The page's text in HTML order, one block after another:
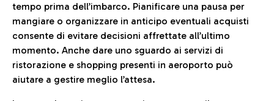
tempo prima dell’imbarco. Pianificare una pausa per
mangiare o organizzare in anticipo eventuali acquisti
consente di evitare decisioni affrettate all’ultimo
momento. Anche dare uno sguardo ai servizi di
ristorazione e shopping presenti in aeroporto può
aiutare a gestire meglio l’attesa.